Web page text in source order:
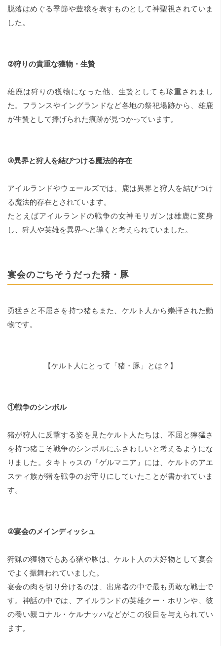
脱落はめぐる季節や豊穣を表すものとして神聖視されていま
した。
②狩りの貴重な獲物・生贄
雄鹿は狩りの獲物になった他、生贄としても珍重されまし
た。フランスやイングランドなど各地の祭祀場跡から、雄鹿
が生贄として捧げられた痕跡が見つかっています。
③異界と狩人を結びつける魔法的存在
アイルランドやウェールズでは、鹿は異界と狩人を結びつけ
る魔法的存在とされています。
たとえばアイルランドの戦争の女神モリガンは雄鹿に変身
し、狩人や英雄を異界へと導くと考えられていました。
宴会のごちそうだった猪・豚
勇猛さと不屈さを持つ猪もまた、ケルト人から崇拝された動
物です。
【ケルト人にとって「猪・豚」とは？】
①戦争のシンボル
猪が狩人に反撃する姿を見たケルト人たちは、不屈と獰猛さ
を持つ猪こそ戦争のシンボルにふさわしいと考えるようにな
りました。タキトゥスの『ゲルマニア』には、ケルトのアエ
スティ族が猪を戦争のお守りにしていたことが書かれていま
す。
②宴会のメインディッシュ
狩猟の獲物でもある猪や豚は、ケルト人の大好物として宴会
でよく振舞われていました。
宴会の肉を切り分けるのは、出席者の中で最も勇敢な戦士で
す。神話の中では、アイルランドの英雄クー・ホリンや、彼
の養い親コナル・ケルナッハなどがこの役目を与えられてい
ます。